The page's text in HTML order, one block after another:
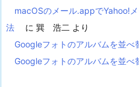
macOSのメール.appでYahoo!
法
に 巽 浩二 より
Googleフォトのアルバムを並べ
Googleフォトのアルバムを並べ